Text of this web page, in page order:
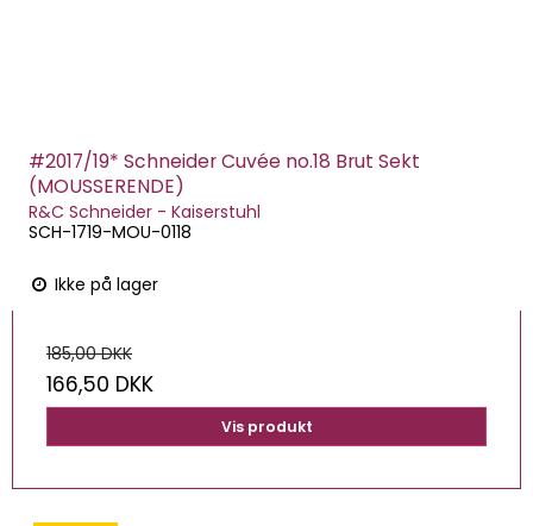
#2017/19* Schneider Cuvée no.18 Brut Sekt
(MOUSSERENDE)
R&C Schneider - Kaiserstuhl
SCH-1719-MOU-0118
Ikke på lager
185,00 DKK
166,50 DKK
Vis produkt